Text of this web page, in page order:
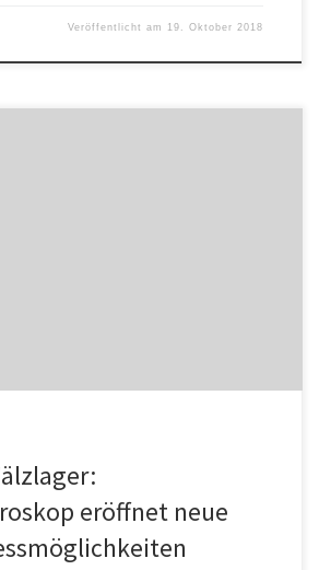
Veröffentlicht am 19. Oktober 2018
eröffnet neue